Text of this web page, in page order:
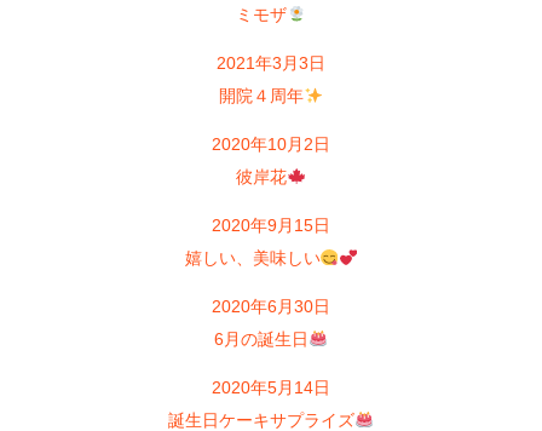
ミモザ
2021年3月3日
開院４周年
2020年10月2日
彼岸花
2020年9月15日
嬉しい、美味しい
2020年6月30日
6月の誕生日
2020年5月14日
誕生日ケーキサプライズ